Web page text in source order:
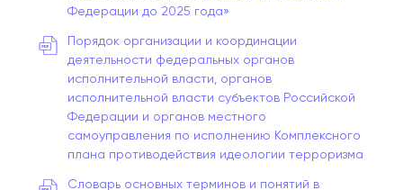
Федерации до 2025 года»
Порядок организации и координации
деятельности федеральных органов
исполнительной власти, органов
исполнительной власти субъектов Российской
Федерации и органов местного
самоуправления по исполнению Комплексного
плана противодействия идеологии терроризма
Словарь основных терминов и понятий в